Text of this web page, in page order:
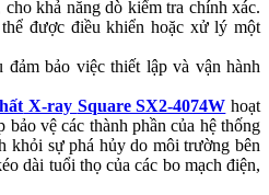
khả năng dò kiểm tra chính xác.
được điều khiển hoặc xử lý một
bảo việc thiết lập và vận hành
X-ray Square SX2-4074W hoạt
bảo vệ các thành phần của hệ thống
khỏi sự phá hủy do môi trường bên
dài tuổi thọ của các bo mạch điện,